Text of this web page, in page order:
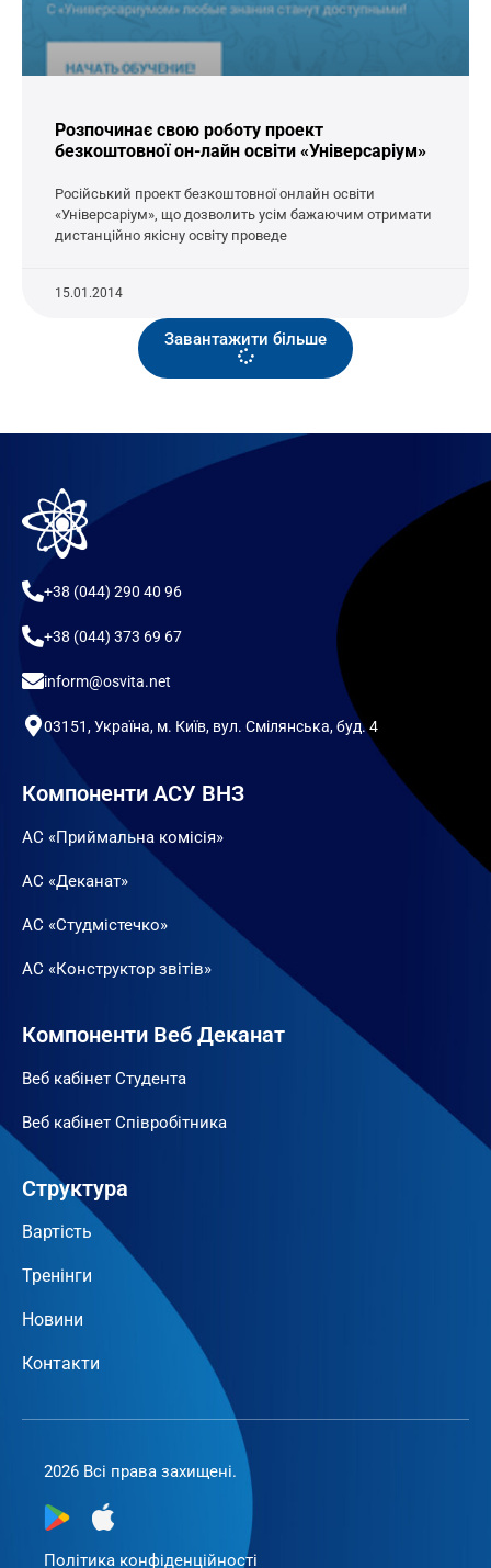
Розпочинає свою роботу проект
безкоштовної он-лайн освіти «Універсаріум»
Російський проект безкоштовної онлайн освіти
«Універсаріум», що дозволить усім бажаючим отримати
дистанційно якісну освіту проведе
15.01.2014
Завантажити більше
+38 (044) 290 40 96
+38 (044) 373 69 67
inform@osvita.net
03151, Україна, м. Київ, вул. Смілянська, буд. 4
Компоненти АСУ ВНЗ
АС «Приймальна комісія»
АС «Деканат»
АС «Студмістечко»
АС «Конструктор звітів»
Компоненти Веб Деканат
Веб кабінет Студента
Веб кабінет Співробітника
Структура
Вартість
Тренінги
Новини
Контакти
2026 Всі права захищені.
Політика конфіденційності